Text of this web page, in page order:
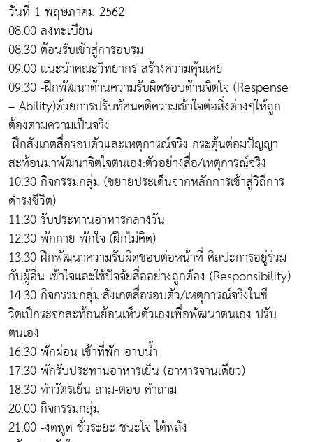
วันที่ 1 พฤษภาคม 2562
08.00 ลงทะเบียน
08.30 ต้อนรับเข้าสู่การอบรม
09.00 แนะนำคณะวิทยากร สร้างความคุ้นเคย
09.30 -ฝึกพัฒนาด้านความรับผิดชอบด้านจิตใจ (Respense
– Ability)ด้วยการปรับทัศนคติความเข้าใจต่อสิ่งต่างๆให้ถูก
ต้องตามความเป็นจริง
-ฝึกสังเกตสื่อรอบตัวและเหตุการณ์จริง กระตุ้นต่อมปัญญา
สะท้อนมาพัฒนาจิตใจตนเอง:ตัวอย่างสื่อ/เหตุการณ์จริง
10.30 กิจกรรมกลุ่ม (ขยายประเด็นจากหลักการเข้าสู่วิถีการ
ดำรงชีวิต)
11.30 รับประทานอาหารกลางวัน
12.30 พักกาย พักใจ (ฝึกไม่คิด)
13.30 ฝึกพัฒนาความรับผิดชอบต่อหน้าที่ ศิลปะการอยู่ร่วม
กับผู้อื่น เข้าใจและใช้ปัจจัยสื่ออย่างถูกต้อง (Responsibility)
14.30 กิจกรรมกลุ่ม:สังเกตสื่อรอบตัว/เหตุการณ์จริงในชี
วิตเป็กระจกสะท้อนย้อนเห็นตัวเองเพื่อพัฒนาตนเอง ปรับ
ตนเอง
16.30 พักผ่อน เข้าที่พัก อาบน้ำ
17.30 พักรับประทานอาหารเย็น (อาหารจานเดียว)
18.30 ทำวัตรเย็น ถาม-ตอบ คำถาม
20.00 กิจกรรมกลุ่ม
21.00 -งดพูด ชั่วระยะ ชนะใจ ได้พลัง